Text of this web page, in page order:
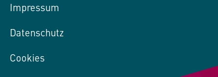
Impressum
Datenschutz
Cookies